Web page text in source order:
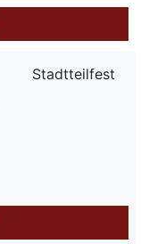
Stadtteilfest